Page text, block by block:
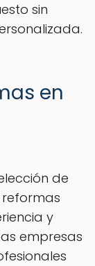
sin
en
de
y
empresas